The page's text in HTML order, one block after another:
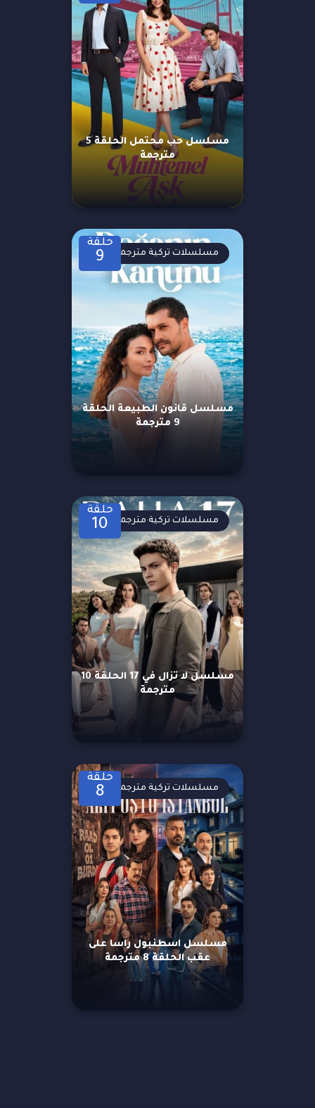
مسلسل حب محتمل الحلقة 5
مترجمة
حلقة
9
مسلسل قانون الطبيعة الحلقة
9 مترجمة
مسلسلات تركية مترجمة
حلقة
10
مسلسل لا تزال في 17 الحلقة 10
مترجمة
مسلسلات تركية مترجمة
حلقة
8
مسلسل اسطنبول راسا على
عقب الحلقة 8 مترجمة
مسلسلات تركية مترجمة